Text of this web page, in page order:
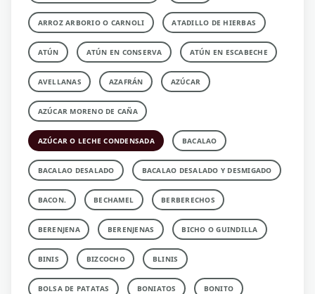
ARROZ ARBORIO O CARNOLI ATADILLO DE HIERBAS
ATÚN ATÚN EN CONSERVA ATÚN EN ESCABECHE
AVELLANAS AZAFRÁN AZÚCAR
AZÚCAR MORENO DE CAÑA
AZÚCAR O LECHE CONDENSADA BACALAO
BACALAO DESALADO BACALAO DESALADO Y DESMIGADO
BACON. BECHAMEL BERBERECHOS
BERENJENA BERENJENAS BICHO O GUINDILLA
BINIS BIZCOCHO BLINIS
BOLSA DE PATATAS BONIATOS BONITO